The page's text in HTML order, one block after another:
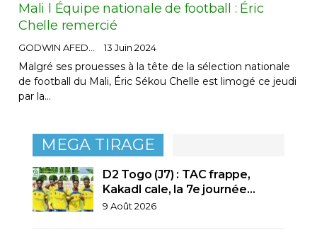
Mali l Équipe nationale de football : Éric
Chelle remercié
13 Juin 2024
Malgré ses prouesses à la tête de la sélection nationale
de football du Mali, Éric Sékou Chelle est limogé ce jeudi
par la…
MEGA TIRAGE
D2 Togo (J7) : TAC frappe,
Kakadl cale, la 7e journée…
9 Août 2026